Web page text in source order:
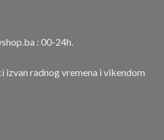
: 00-24h.
izvan radnog vremena i vikendom